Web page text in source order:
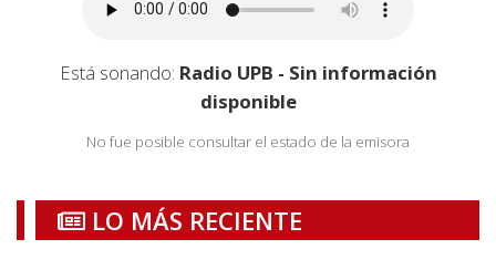
Está sonando: Radio UPB - Sin información
disponible
No fue posible consultar el estado de la emisora
LO MÁS RECIENTE